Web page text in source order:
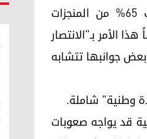
وفي قراءة تحليلية للوضع الراهن في "روجآفا"، كشف شيخموس أن ما يقارب 65% من المنجزات
الأمر بـ"الانتصار
جوانبها تتشابه
وطنية" شاملة.
قد يواجه صعوبات